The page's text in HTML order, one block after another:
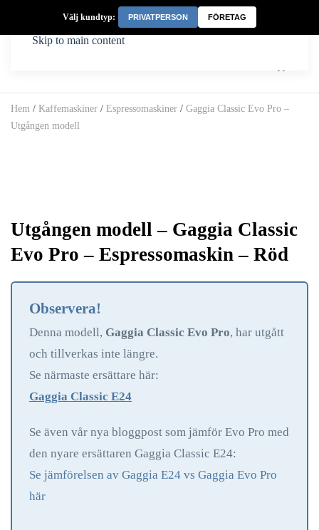
Välj kundtyp: PRIVATPERSON FÖRETAG
Skip to main content
Hem / Kaffemaskiner / Espressomaskiner / Gaggia Classic Evo Pro –
Utgången modell
Utgången modell – Gaggia Classic
Evo Pro – Espressomaskin – Röd
Observera!
Denna modell, Gaggia Classic Evo Pro, har utgått
och tillverkas inte längre.
Se närmaste ersättare här:
Gaggia Classic E24
Se även vår nya bloggpost som jämför Evo Pro med
den nyare ersättaren Gaggia Classic E24:
Se jämförelsen av Gaggia E24 vs Gaggia Evo Pro
här